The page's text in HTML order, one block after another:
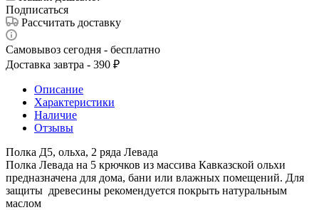
Подписаться
Рассчитать доставку
Самовывоз сегодня - бесплатно
Доставка завтра - 390 ₽
Описание
Характеристики
Наличие
Отзывы
Полка Д5, ольха, 2 ряда Левада
Полка Левада на 5 крючков из массива Кавказской ольхи
предназначена для дома, бани или влажных помещений. Для
защиты древесины рекомендуется покрыть натуральным
маслом